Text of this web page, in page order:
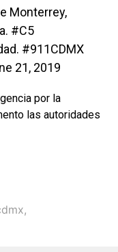
Monterrey,
. #C5
#911CDMX
21, 2019
por la
las autoridades
,